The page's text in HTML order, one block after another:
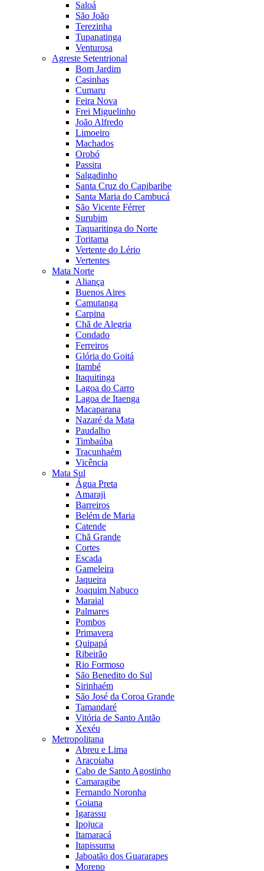
Saloá
São João
Terezinha
Tupanatinga
Venturosa
Agreste Setentrional
Bom Jardim
Casinhas
Cumaru
Feira Nova
Frei Miguelinho
João Alfredo
Limoeiro
Machados
Orobó
Passira
Salgadinho
Santa Cruz do Capibaribe
Santa Maria do Cambucá
São Vicente Férrer
Surubim
Taquaritinga do Norte
Toritama
Vertente do Lério
Vertentes
Mata Norte
Aliança
Buenos Aires
Camutanga
Carpina
Chã de Alegria
Condado
Ferreiros
Glória do Goitá
Itambé
Itaquitinga
Lagoa do Carro
Lagoa de Itaenga
Macaparana
Nazaré da Mata
Paudalho
Timbaúba
Tracunhaém
Vicência
Mata Sul
Água Preta
Amaraji
Barreiros
Belém de Maria
Catende
Chã Grande
Cortes
Escada
Gameleira
Jaqueira
Joaquim Nabuco
Maraial
Palmares
Pombos
Primavera
Quipapá
Ribeirão
Rio Formoso
São Benedito do Sul
Sirinhaém
São José da Coroa Grande
Tamandaré
Vitória de Santo Antão
Xexéu
Metropolitana
Abreu e Lima
Araçoiaba
Cabo de Santo Agostinho
Camaragibe
Fernando Noronha
Goiana
Igarassu
Ipojuca
Itamaracá
Itapissuma
Jaboatão dos Guararapes
Moreno